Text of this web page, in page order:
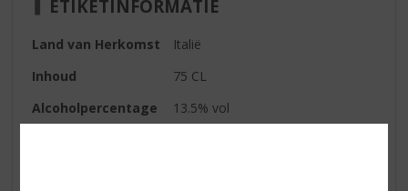
ETIKETINFORMATIE
Land van Herkomst
Italië
Inhoud
75 CL
Alcoholpercentage
13.5% vol